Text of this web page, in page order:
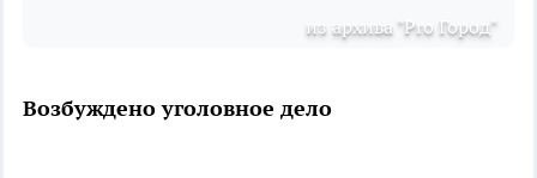
из архива "Pro Город"
Возбуждено уголовное дело